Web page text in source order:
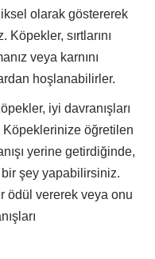
olarak göstererek
sırtlarını
veya karnını
hoşlanabilirler.
iyi davranışları
öğretilen
yerine getirdiğinde,
şey yapabilirsiniz.
ödül vererek veya onu